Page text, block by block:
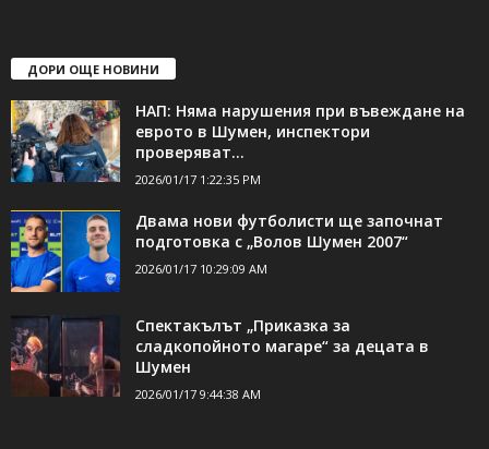
ДОРИ ОЩЕ НОВИНИ
НАП: Няма нарушения при въвеждане на
еврото в Шумен, инспектори
проверяват...
2026/01/17 1:22:35 PM
Двама нови футболисти ще започнат
подготовка с „Волов Шумен 2007“
2026/01/17 10:29:09 AM
Спектакълът „Приказка за
сладкопойното магаре“ за децата в
Шумен
2026/01/17 9:44:38 AM